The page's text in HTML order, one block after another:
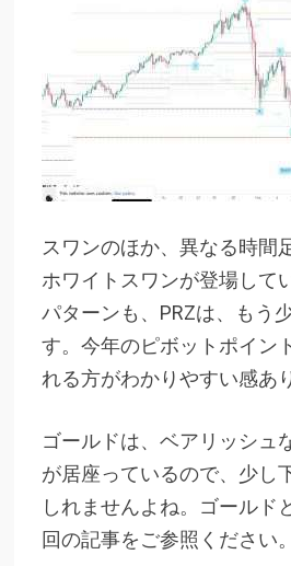
スワンのほか、異なる時間
ホワイトスワンが登場して
パターンも、PRZは、もう
す。今年のピボットポイン
れる方がわかりやすい感あり
ゴールドは、ベアリッシュ
が居座っているので、少し
しれませんよね。ゴールド
回の記事をご参照ください。